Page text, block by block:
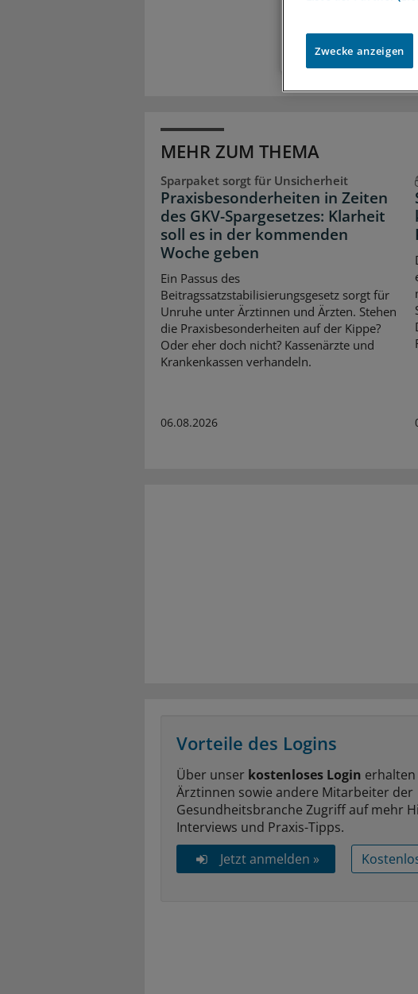
MEHR ZUM THEMA
Sparpaket sorgt für Unsicherheit
Praxisbesonderheiten in Zeiten
des GKV-Spargesetzes: Klarheit
soll es in der kommenden
Woche geben
Ein Passus des
Beitragssatzstabilisierungsgesetz sorgt für
Unruhe unter Ärztinnen und Ärzten. Stehen
die Praxisbesonderheiten auf der Kippe?
Oder eher doch nicht? Kassenärzte und
Krankenkassen verhandeln.
06.08.2026
Vorteile des Logins
Über unser kostenloses Login
Ärztinnen sowie andere Mitarbeiter der
Gesundheitsbranche Zugriff auf mehr
Interviews und Praxis-Tipps.
Jetzt anmelden »
Zwecke anzeigen